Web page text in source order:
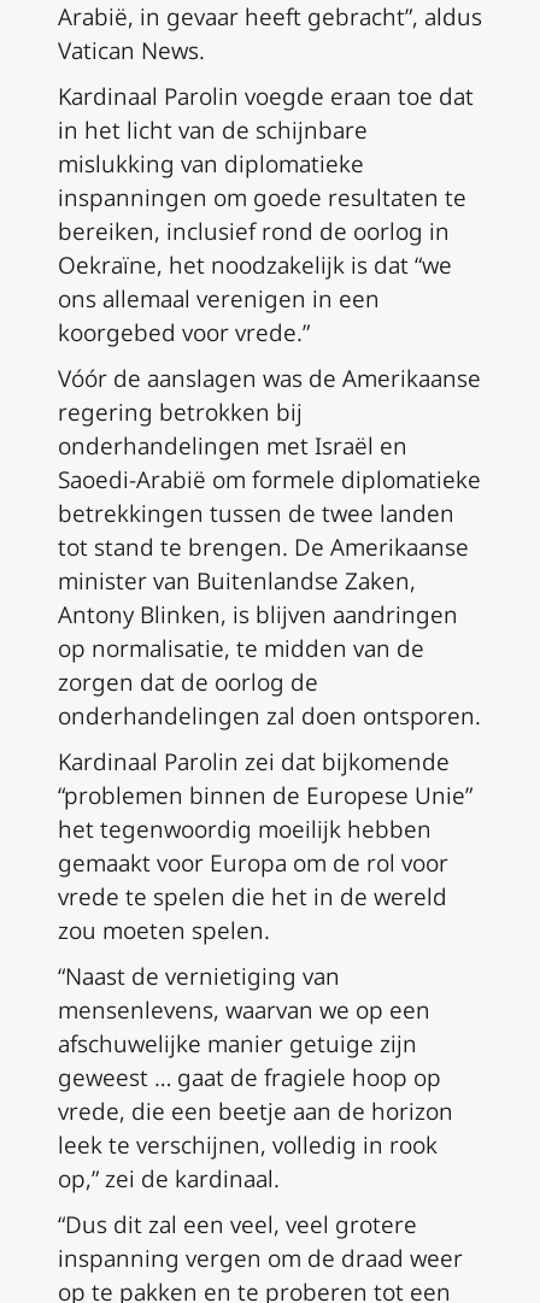
Arabië, in gevaar heeft gebracht”, aldus
Vatican News.
Kardinaal Parolin voegde eraan toe dat
in het licht van de schijnbare
mislukking van diplomatieke
inspanningen om goede resultaten te
bereiken, inclusief rond de oorlog in
Oekraïne, het noodzakelijk is dat “we
ons allemaal verenigen in een
koorgebed voor vrede.”
Vóór de aanslagen was de Amerikaanse
regering betrokken bij
onderhandelingen met Israël en
Saoedi-Arabië om formele diplomatieke
betrekkingen tussen de twee landen
tot stand te brengen. De Amerikaanse
minister van Buitenlandse Zaken,
Antony Blinken, is blijven aandringen
op normalisatie, te midden van de
zorgen dat de oorlog de
onderhandelingen zal doen ontsporen.
Kardinaal Parolin zei dat bijkomende
“problemen binnen de Europese Unie”
het tegenwoordig moeilijk hebben
gemaakt voor Europa om de rol voor
vrede te spelen die het in de wereld
zou moeten spelen.
“Naast de vernietiging van
mensenlevens, waarvan we op een
afschuwelijke manier getuige zijn
geweest … gaat de fragiele hoop op
vrede, die een beetje aan de horizon
leek te verschijnen, volledig in rook
op,” zei de kardinaal.
“Dus dit zal een veel, veel grotere
inspanning vergen om de draad weer
op te pakken en te proberen tot een